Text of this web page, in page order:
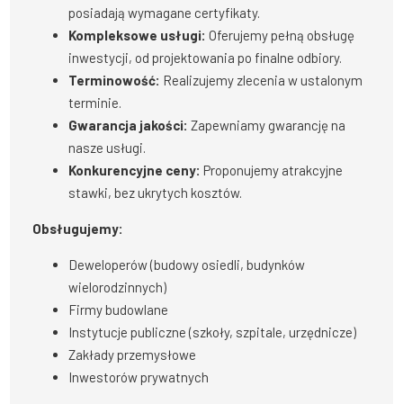
posiadają wymagane certyfikaty.
Kompleksowe usługi: Oferujemy pełną obsługę
inwestycji, od projektowania po finalne odbiory.
Terminowość: Realizujemy zlecenia w ustalonym
terminie.
Gwarancja jakości: Zapewniamy gwarancję na
nasze usługi.
Konkurencyjne ceny: Proponujemy atrakcyjne
stawki, bez ukrytych kosztów.
Obsługujemy:
Deweloperów (budowy osiedli, budynków
wielorodzinnych)
Firmy budowlane
Instytucje publiczne (szkoły, szpitale, urzędnicze)
Zakłady przemysłowe
Inwestorów prywatnych